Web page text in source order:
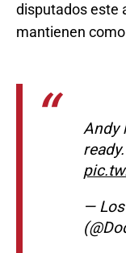
disputados este
mantienen
Andy
—